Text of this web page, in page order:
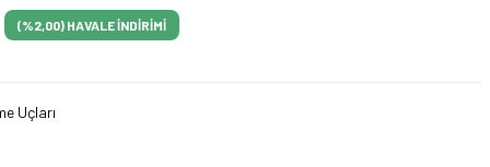
(%2,00) HAVALE İNDİRİMİ
Uçları